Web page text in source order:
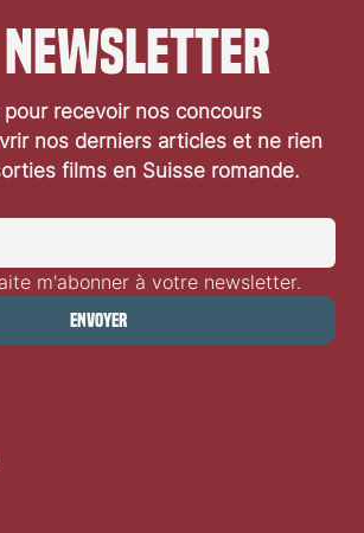
recevoir nos concours
nos derniers articles et ne rien
films en Suisse romande.
m'abonner à votre newsletter.
Envoyer